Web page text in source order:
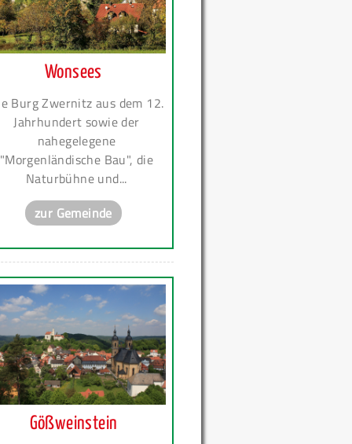
Wonsees
Burg Zwernitz aus dem 12.
Jahrhundert sowie der
nahegelegene
"Morgenländische Bau", die
Naturbühne und...
zur Gemeinde
Gößweinstein